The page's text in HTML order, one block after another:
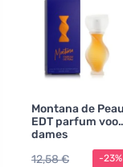
Montana de Peau
EDT parfum voor
dames
12,58 €
-23%